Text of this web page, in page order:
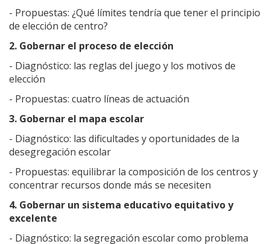
- Propuestas: ¿Qué límites tendría que tener el principio
de elección de centro?
2. Gobernar el proceso de elección
- Diagnóstico: las reglas del juego y los motivos de
elección
- Propuestas: cuatro líneas de actuación
3. Gobernar el mapa escolar
- Diagnóstico: las dificultades y oportunidades de la
desegregación escolar
- Propuestas: equilibrar la composición de los centros y
concentrar recursos donde más se necesiten
4. Gobernar un sistema educativo equitativo y
excelente
- Diagnóstico: la segregación escolar como problema